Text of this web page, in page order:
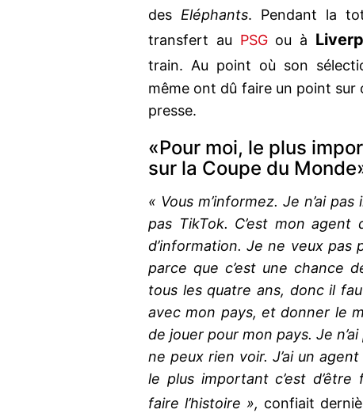
des Eléphants. Pendant la
transfert au PSG ou à
train. Au point où son
même ont dû faire un point
presse.
«Pour moi, le plus
sur la Coupe du
« Vous m’informez. Je n’ai
pas TikTok. C’est mon agent
d’information. Je ne veux pas
parce que c’est une chance
tous les quatre ans, donc il
avec mon pays, et donner le
de jouer pour mon pays. Je
ne peux rien voir. J’ai un
le plus important c’est
faire l’histoire », confiait